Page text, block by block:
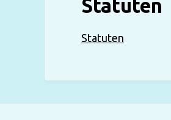
Statuten
Statuten